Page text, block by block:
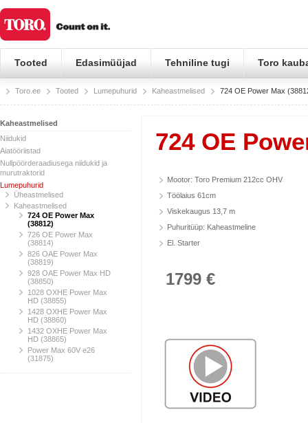
Tooted Edasimüüjad Tehniline tugi Toro
Toro.ee Tooted Lumepuhurid Kaheastmelised 724 OE Power Max
Kaheastmelised
Niidukid
Aiatööriistad
Nullpöörderaadiusega niidukid ja
murutraktorid
Lumepuhurid
Üheastmelised
Kaheastmelised
724 OE Power Max
(38812)
726 OE Power Max
(38814)
826 OAE Power Max
(38819)
928 OAE Power Max HD
(38850)
1028 OXHE Power Max
HD (38855)
1428 OXHE Power Max
HD (38860)
1432 OXHE Power Max
HD (38865)
Power Max 60V e26
(31875)
724 OE
Mootor: Toro Premium 212cc OHV
Töölaius 61cm
Viskekaugus 13,7 m
Puhuritüüp: Kaheastmeline
El. Starter
1799 €